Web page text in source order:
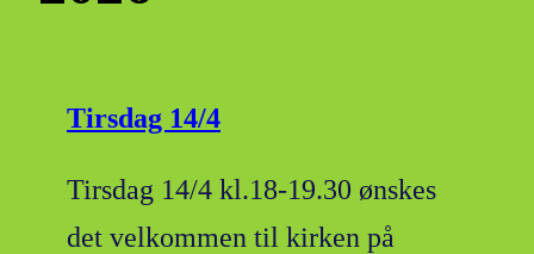
Tirsdag 14/4
Tirsdag 14/4 kl.18-19.30 ønskes
det velkommen til kirken på